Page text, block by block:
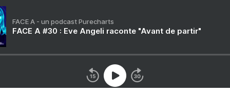
FACE A - un podcast Purecharts
FACE A #30 : Eve Angeli raconte "Avant de partir"